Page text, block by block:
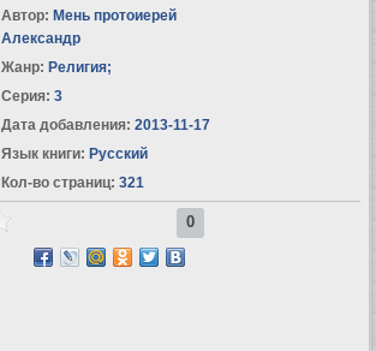
Автор: Мень протоиерей
Александр
Жанр: Религия;
Серия: 3
Дата добавления: 2013-11-17
Язык книги: Русский
Кол-во страниц: 321
0